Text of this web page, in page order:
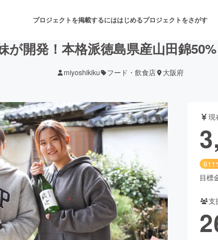
プロジェクトを掲載するにははじめるプロジェクトをさがす
音楽 舞台・パフォーマン
ゲーム・サービス開発
書籍・雑誌出版 アニメ・漫画
チャレンジ ビューティー・ヘル
が開発！本格派徳島県産山田錦
miyoshikiku フード・飲食店 大阪府
現
目標
支